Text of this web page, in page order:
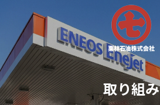
取り組み